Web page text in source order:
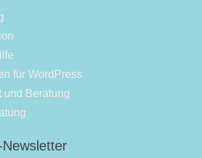
für WordPress
und Beratung